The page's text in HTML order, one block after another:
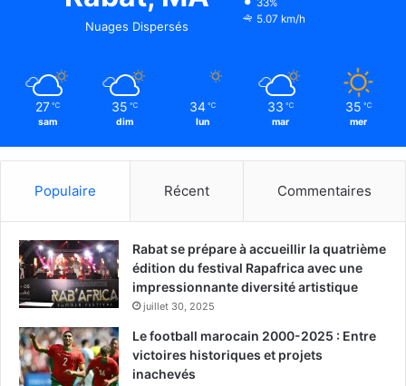
Nuages Dispersés
33%
5.07 km/h
27 ℃
sam
35 ℃
dim
34 ℃
lun
33 ℃
mar
35 ℃
mer
Populaire Récent Commentaires
Rabat se prépare à accueillir la quatrième
édition du festival Rapafrica avec une
impressionnante diversité artistique
juillet 30, 2025
Le football marocain 2000-2025 : Entre
victoires historiques et projets
inachevés